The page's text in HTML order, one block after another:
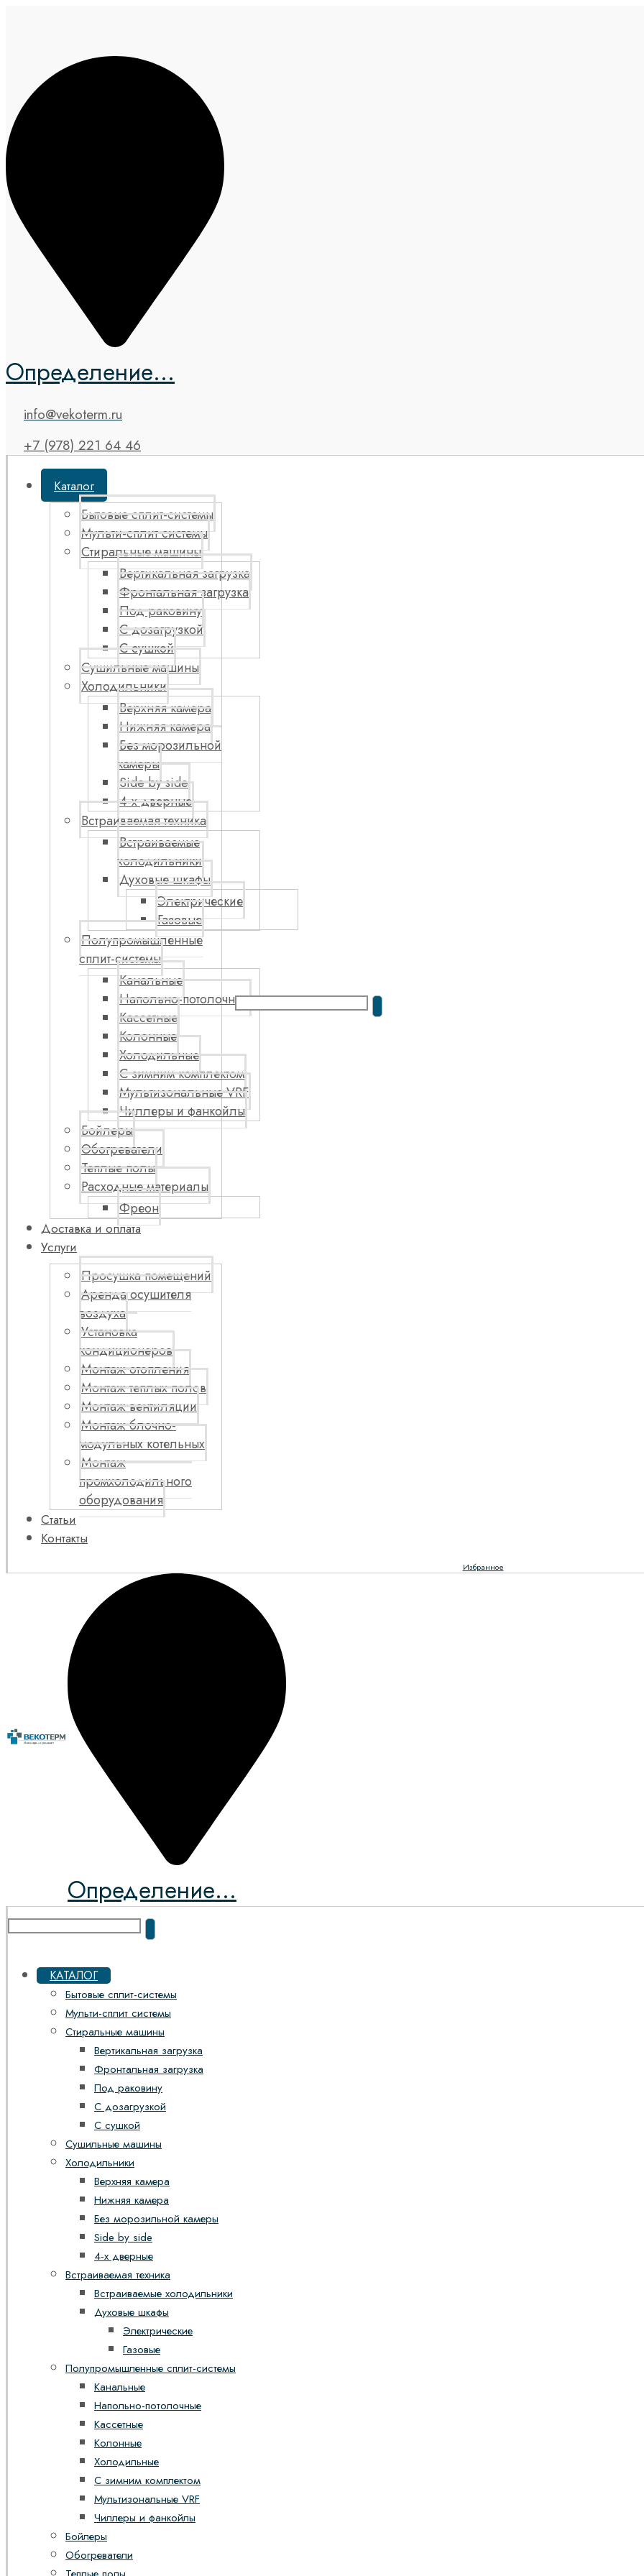
Определение...
info@vekoterm.ru
+7 (978) 221 64 46
Каталог
Бытовые сплит-системы
Мульти-сплит системы
Стиральные машины
Вертикальная загрузка
Фронтальная загрузка
Под раковину
С дозагрузкой
С сушкой
Сушильные машины
Холодильники
Верхняя камера
Нижняя камера
Без морозильной
камеры
Side by side
4-х дверные
Встраиваемая техника
Встраиваемые
холодильники
Духовые шкафы
Электрические
Газовые
Полупромышленные
сплит-системы
Канальные
Напольно-потолочные
Кассетные
Колонные
Холодильные
С зимним комплектом
Мультизональные VRF
Чиллеры и фанкойлы
Бойлеры
Обогреватели
Теплые полы
Расходные материалы
Фреон
Доставка и оплата
Услуги
Просушка помещений
Аренда осушителя
воздуха
Установка
кондиционеров
Монтаж отопления
Монтаж теплых полов
Монтаж вентиляции
Монтаж блочно-
модульных котельных
Монтаж
промхолодильного
оборудования
Статьи
Контакты
Избранное
Определение...
КАТАЛОГ
Бытовые сплит-системы
Мульти-сплит системы
Стиральные машины
Вертикальная загрузка
Фронтальная загрузка
Под раковину
С дозагрузкой
С сушкой
Сушильные машины
Холодильники
Верхняя камера
Нижняя камера
Без морозильной камеры
Side by side
4-х дверные
Встраиваемая техника
Встраиваемые холодильники
Духовые шкафы
Электрические
Газовые
Полупромышленные сплит-системы
Канальные
Напольно-потолочные
Кассетные
Колонные
Холодильные
С зимним комплектом
Мультизональные VRF
Чиллеры и фанкойлы
Бойлеры
Обогреватели